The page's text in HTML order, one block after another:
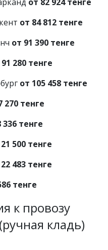
от 84 812 тенге
от 91 390 тенге
280 тенге
от 105 458 тенге
270 тенге
336 тенге
500 тенге
483 тенге
тенге
к провозу
кладь)